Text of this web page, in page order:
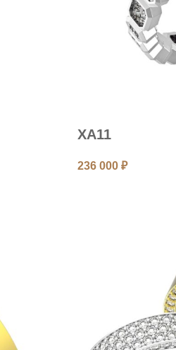
XA11
236 000₽